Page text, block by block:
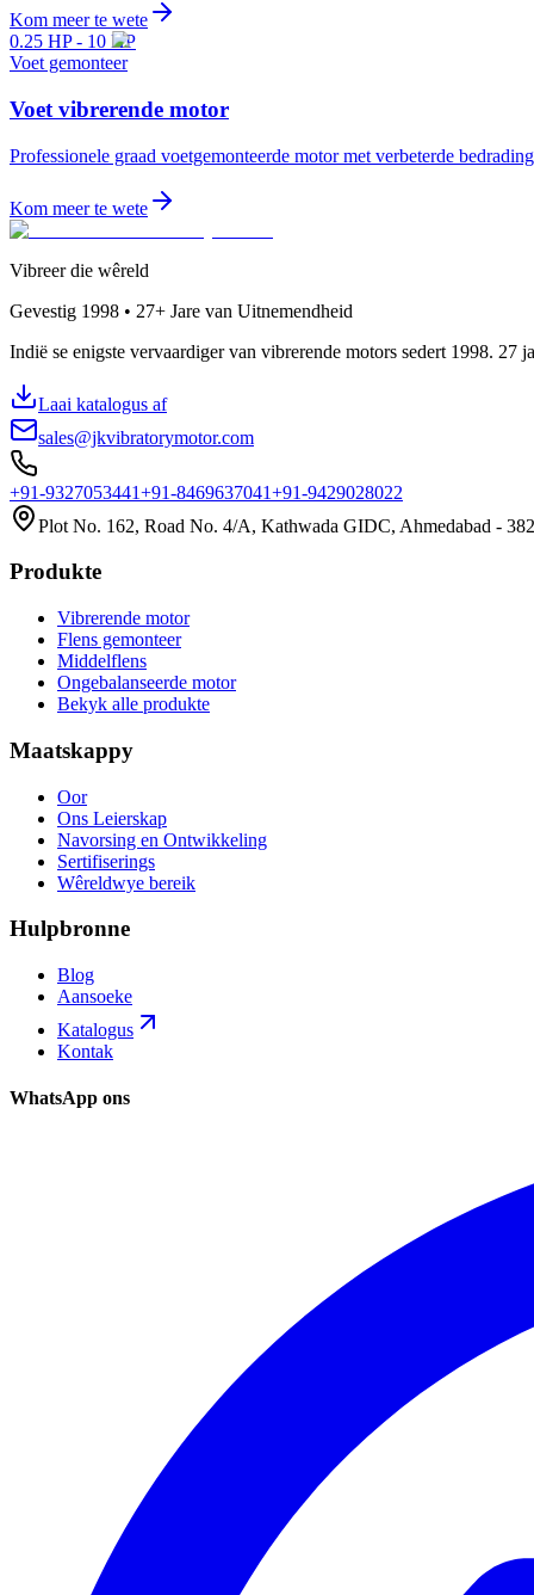
Kom meer te wete
0.25 HP - 10 HP
Voet gemonteer
Voet vibrerende motor
Professionele graad voetgemonteerde motor met verbeterde
Kom meer te wete
Vibreer die wêreld
Gevestig 1998 • 27+ Jare van Uitnemendheid
Indië se enigste vervaardiger van vibrerende motors sedert 1998. 27
Laai katalogus af
sales@jkvibratorymotor.com
+91-9327053441+91-8469637041+91-9429028022
Plot No. 162, Road No. 4/A, Kathwada GIDC, Ahmedabad -
Produkte
Vibrerende motor
Flens gemonteer
Middelflens
Ongebalanseerde motor
Bekyk alle produkte
Maatskappy
Oor
Ons Leierskap
Navorsing en Ontwikkeling
Sertifiserings
Wêreldwye bereik
Hulpbronne
Blog
Aansoeke
Katalogus
Kontak
WhatsApp ons